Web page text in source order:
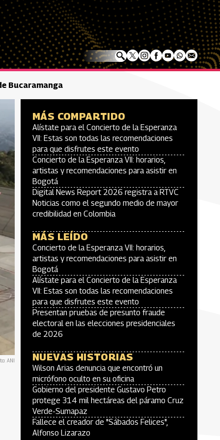
Bucaramanga
ANI
MÁS COMPARTIDO
Alístate para el Concierto de la Esperanza
VII: Estas son todas las recomendaciones
para que disfrutes este evento
Concierto de la Esperanza VII: horarios,
artistas y recomendaciones para asistir en
Bogotá
Digital News Report 2026 registra a RTVC
Noticias como el segundo medio de mayor
credibilidad en Colombia
MÁS LEÍDO
Concierto de la Esperanza VII: horarios,
artistas y recomendaciones para asistir en
Bogotá
Alístate para el Concierto de la Esperanza
VII: Estas son todas las recomendaciones
para que disfrutes este evento
Presentan pruebas de presunto fraude
electoral en las elecciones presidenciales
de 2026
NUEVAS HISTORIAS
Wilson Arias denuncia que encontró un
micrófono oculto en su oficina
Gobierno del presidente Gustavo Petro
protege 314 mil hectáreas del páramo Cruz
Verde-Sumapaz
Fallece el creador de "Sábados Felices",
Alfonso Lizarazo